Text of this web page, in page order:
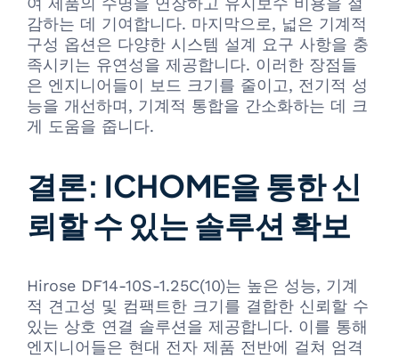
감하는 데 기여합니다. 마지막으로, 넓은 기계적
구성 옵션은 다양한 시스템 설계 요구 사항을 충
족시키는 유연성을 제공합니다. 이러한 장점들
은 엔지니어들이 보드 크기를 줄이고, 전기적 성
능을 개선하며, 기계적 통합을 간소화하는 데 크
게 도움을 줍니다.
결론: ICHOME을 통한 신
뢰할 수 있는 솔루션 확보
Hirose DF14-10S-1.25C(10)는 높은 성능, 기계
적 견고성 및 컴팩트한 크기를 결합한 신뢰할 수
있는 상호 연결 솔루션을 제공합니다. 이를 통해
엔지니어들은 현대 전자 제품 전반에 걸쳐 엄격